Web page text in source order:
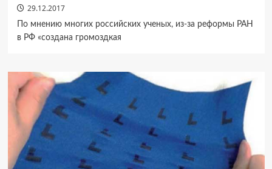
29.12.2017
По мнению многих российских ученых, из-за реформы РАН
в РФ «создана громоздкая